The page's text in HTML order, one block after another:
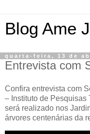
Blog Ame
quarta-feira, 13 de
Entrevista com
Confira entrevista com
– Instituto de Pesquisas
será realizado nos
árvores centenárias da